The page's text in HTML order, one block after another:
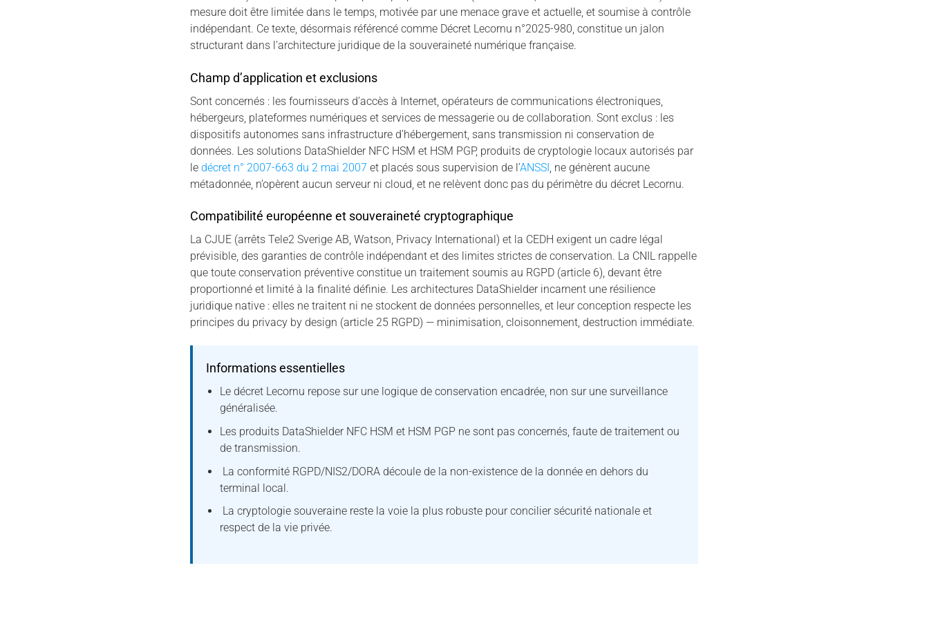
mesure doit être limitée dans le temps, motivée par une menace grave et actuelle, et soumise à contrôle
indépendant. Ce texte, désormais référencé comme Décret Lecornu n°2025-980, constitue un jalon
structurant dans l’architecture juridique de la souveraineté numérique française.
Champ d’application et exclusions
Sont concernés : les fournisseurs d’accès à Internet, opérateurs de communications électroniques,
hébergeurs, plateformes numériques et services de messagerie ou de collaboration. Sont exclus : les
dispositifs autonomes sans infrastructure d’hébergement, sans transmission ni conservation de
données. Les solutions DataShielder NFC HSM et HSM PGP, produits de cryptologie locaux autorisés par
le décret n° 2007-663 du 2 mai 2007 et placés sous supervision de l’ANSSI , ne génèrent aucune
métadonnée, n’opèrent aucun serveur ni cloud, et ne relèvent donc pas du périmètre du décret Lecornu.
Compatibilité européenne et souveraineté cryptographique
La CJUE (arrêts Tele2 Sverige AB, Watson, Privacy International) et la CEDH exigent un cadre légal
prévisible, des garanties de contrôle indépendant et des limites strictes de conservation. La CNIL rappelle
que toute conservation préventive constitue un traitement soumis au RGPD (article 6), devant être
proportionné et limité à la finalité définie. Les architectures DataShielder incarnent une résilience
juridique native : elles ne traitent ni ne stockent de données personnelles, et leur conception respecte les
principes du privacy by design (article 25 RGPD) — minimisation, cloisonnement, destruction immédiate.
Informations essentielles
Le décret Lecornu repose sur une logique de conservation encadrée, non sur une surveillance
généralisée.
Les produits DataShielder NFC HSM et HSM PGP ne sont pas concernés, faute de traitement ou
de transmission.
La conformité RGPD/NIS2/DORA découle de la non-existence de la donnée en dehors du
terminal local.
La cryptologie souveraine reste la voie la plus robuste pour concilier sécurité nationale et
respect de la vie privée.